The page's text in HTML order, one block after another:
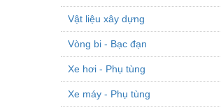
Vật liệu xây dựng
Vòng bi - Bạc đạn
Xe hơi - Phụ tùng
Xe máy - Phụ tùng